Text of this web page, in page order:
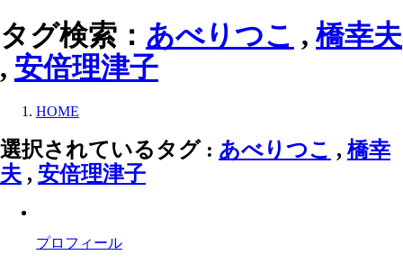
タグ検索： あべりつこ , 橋幸夫
, 安倍理津子
HOME
選択されているタグ : あべりつこ , 橋幸
夫 , 安倍理津子
プロフィール